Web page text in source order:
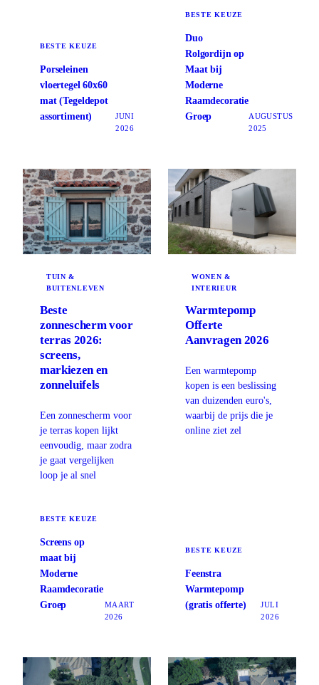
BESTE KEUZE
Porseleinen
vloertegel 60x60
mat (Tegeldepot
assortiment)
JUNI
2026
BESTE KEUZE
Duo
Rolgordijn op
Maat bij
Moderne
Raamdecoratie
Groep
AUGUSTUS
2025
TUIN &
BUITENLEVEN
Beste
zonnescherm voor
terras 2026:
screens,
markiezen en
zonneluifels
Een zonnescherm voor
je terras kopen lijkt
eenvoudig, maar zodra
je gaat vergelijken
loop je al snel
BESTE KEUZE
Screens op
maat bij
Moderne
Raamdecoratie
Groep
MAART
2026
WONEN &
INTERIEUR
Warmtepomp
Offerte
Aanvragen 2026
Een warmtepomp
kopen is een beslissing
van duizenden euro's,
waarbij de prijs die je
online ziet zel
BESTE KEUZE
Feenstra
Warmtepomp
(gratis offerte)
JULI
2026